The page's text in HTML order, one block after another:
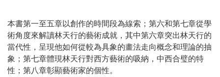
本書第一至五章以創作的時間段為線索；第六和第七章從學
術角度來解讀林天行的藝術成就，其中第六章突出林天行的
當代性，呈現他如何從較為具象的畫法走向概念和理論的抽
象；第七章體現林天行對西方藝術的吸納，中西合璧的特
性；第八章彰顯藝術家的個性。